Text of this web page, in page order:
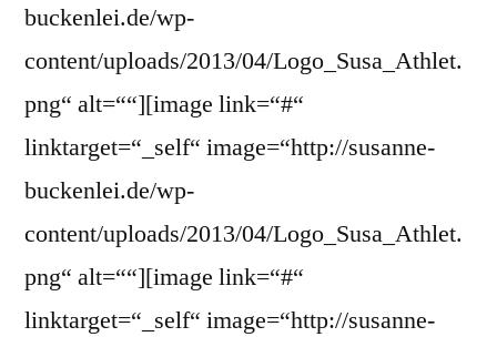
buckenlei.de/wp-
content/uploads/2013/04/Logo_Susa_Athlet.
png“ alt=““][image link=“#“
linktarget=“_self“ image=“http://susanne-
buckenlei.de/wp-
content/uploads/2013/04/Logo_Susa_Athlet.
png“ alt=““][image link=“#“
linktarget=“_self“ image=“http://susanne-